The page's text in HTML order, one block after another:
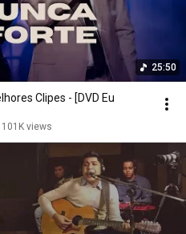
25:50
Clipes - [DVD Eu
101K views